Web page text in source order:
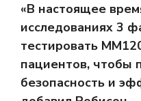
«В настоящее
исследованиях 3
тестировать
пациентов, чтобы
безопасность и